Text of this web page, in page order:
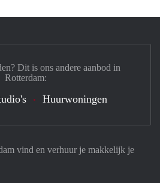
vind en verhuur je makkelijk je
Dit is ons andere aanbod in
Rotterdam:
Huurwoningen